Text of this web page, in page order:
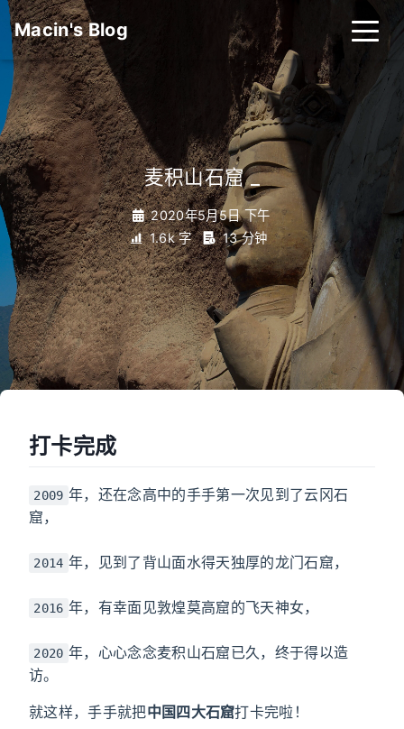
Macin's Blog
麦积山石窟_
2020年5月5日 下午
1.6k 字
13 分钟
打卡完成
2009 年，还在念高中的手手第一次见到了云冈石
窟，
2014 年，见到了背山面水得天独厚的龙门石窟，
2016 年，有幸面见敦煌莫高窟的飞天神女，
2020 年，心心念念麦积山石窟已久，终于得以造
访。
就这样，手手就把中国四大石窟打卡完啦！